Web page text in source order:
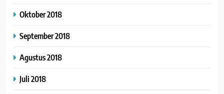
Oktober 2018
September 2018
Agustus 2018
Juli 2018